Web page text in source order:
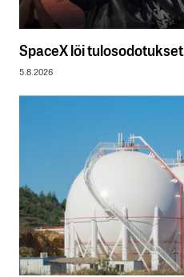
SpaceX löi tulosodotukset
5.8.2026